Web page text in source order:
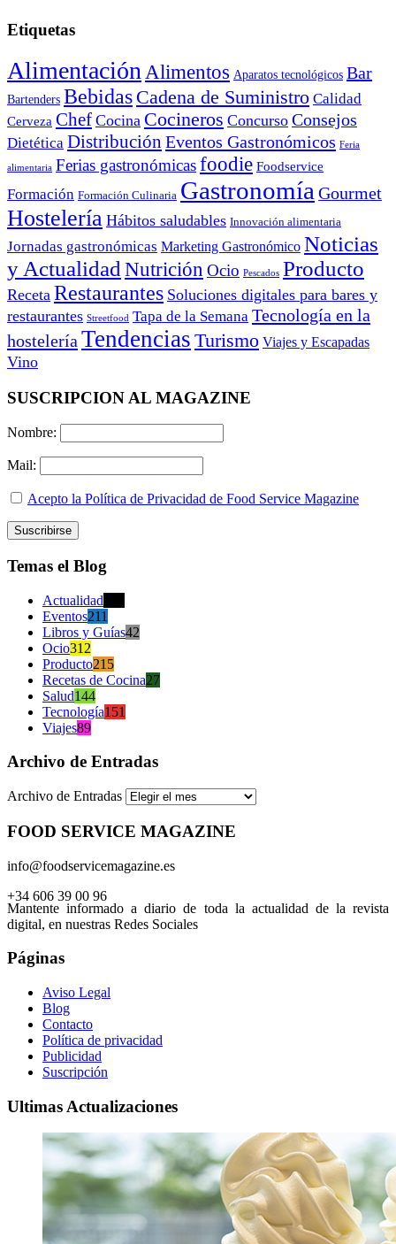
Etiquetas
Alimentación Alimentos Aparatos tecnológicos Bar
Bartenders Bebidas Cadena de Suministro Calidad
Cerveza Chef Cocina Cocineros Concurso Consejos
Dietética Distribución Eventos Gastronómicos Feria
alimentaria Ferias gastronómicasfoodie Foodservice
Formación Formación Culinaria Gastronomía Gourmet
Hostelería Hábitos saludables Innovación alimentaria
Jornadas gastronómicas Marketing Gastronómico Noticias
y Actualidad Nutrición Ocio Pescados Producto
Receta Restaurantes Soluciones digitales para bares y
restaurantes Streetfood Tapa de la Semana Tecnología en la
hostelería Tendencias Turismo Viajes y Escapadas
Vino
SUSCRIPCION AL MAGAZINE
Nombre:
Mail:
Acepto la Política de Privacidad de Food Service Magazine
Temas el Blog
Actualidad
Eventos211
Libros y Guías42
Ocio312
Producto215
Recetas de Cocina27
Salud144
Tecnología151
Viajes89
Archivo de Entradas
Archivo de Entradas
FOOD SERVICE MAGAZINE
info@foodservicemagazine.es
+34 606 39 00 96
Mantente informado a diario de toda la actualidad de la revista
digital, en nuestras Redes Sociales
Páginas
Aviso Legal
Blog
Contacto
Política de privacidad
Publicidad
Suscripción
Ultimas Actualizaciones